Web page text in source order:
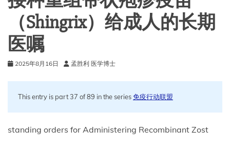
（Shingrix）给成人的长期
医嘱
2025年8月16日 孟胜利 医学博士
This entry is part 37 of 89 in the series免疫行动联盟
standing orders for Administering Recombinant Zost